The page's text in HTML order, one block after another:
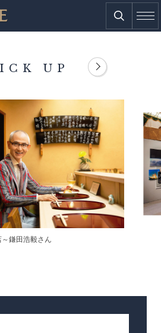
UP
鎌田浩毅さん